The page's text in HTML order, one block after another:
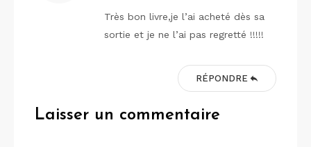
Très bon livre,je l’ai acheté dès sa
sortie et je ne l’ai pas regretté !!!!!
RÉPONDRE
Laisser un commentaire